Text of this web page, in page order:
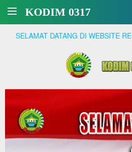
KODIM 0317
DATANG DI WEBSITE RESMI